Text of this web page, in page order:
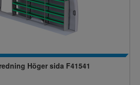
Höger sida F41541